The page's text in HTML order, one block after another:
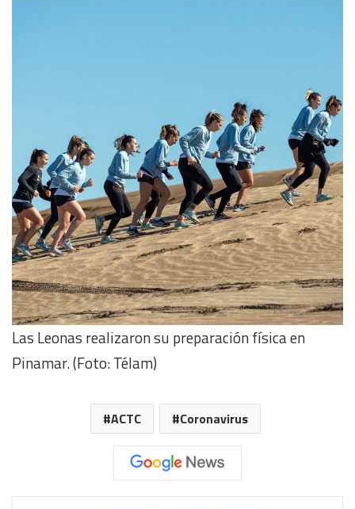
Las Leonas realizaron su preparación física en
Pinamar. (Foto: Télam)
ACTC Coronavirus